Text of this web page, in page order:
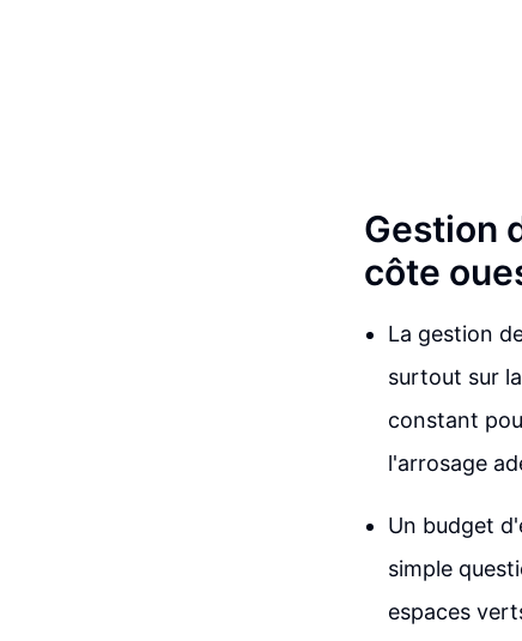
Gestion
côte
La gestion
surtout sur
constant
l'arrosage
Un budget
simple
espaces